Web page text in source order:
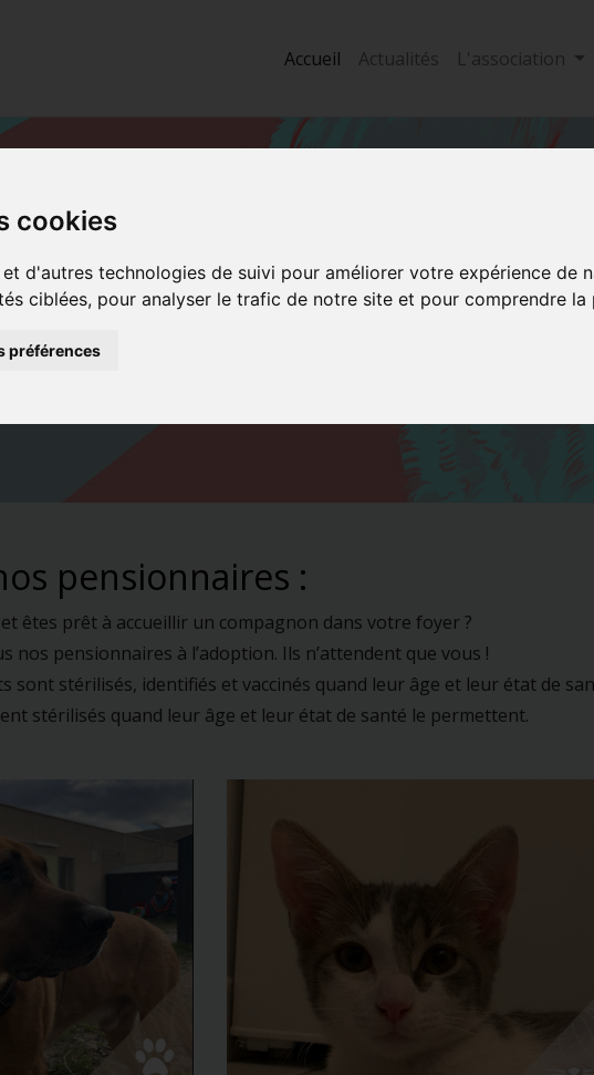
cookies
d'autres technologies de suivi pour améliorer votre expérience de
ciblées, pour analyser le trafic de notre site et pour comprendre la
préférences
Accueil Actualités L'association
UN DE NOS
nos pensionnaires
pensionnaires :
êtes prêt à accueillir un compagnon dans votre foyer ?
nos pensionnaires à l’adoption. Ils n’attendent que vous !
sont stérilisés, identifiés et vaccinés quand leur âge et leur état de
stérilisés quand leur âge et leur état de santé le permettent.